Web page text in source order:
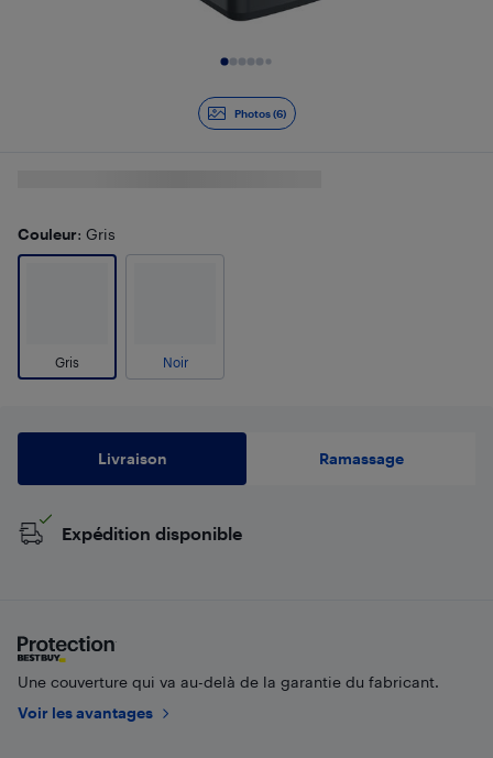
Photos (6)
Couleur: Gris
Gris Noir
Livraison Ramassage
Expédition disponible
Une couverture qui va au-delà de la garantie du fabricant.
Voir les avantages